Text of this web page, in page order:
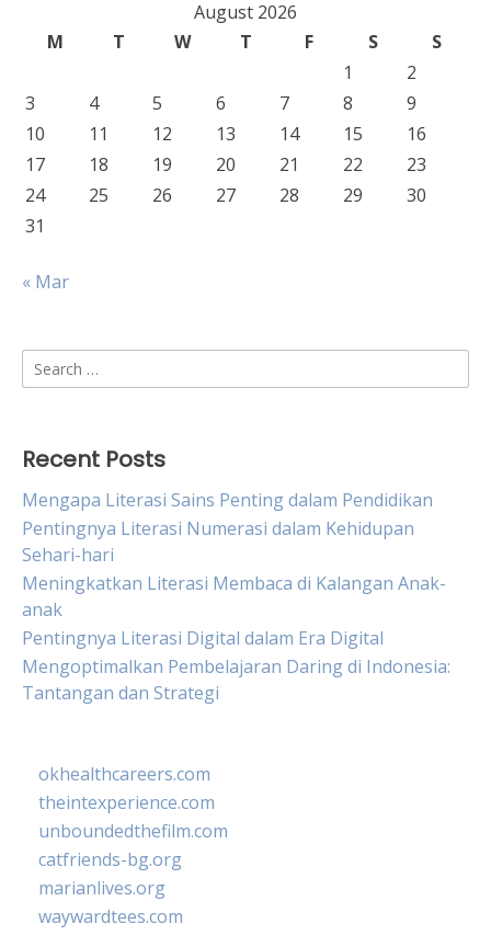
August 2026
M
T W T F S
S
1
2
3
4 5 6 7 8
9
10
11 12 13 14 15
16
17
18 19 20 21 22
23
24
25 26 27 28 29
30
31
« Mar
Search
for:
Recent Posts
Mengapa Literasi Sains Penting dalam Pendidikan
Pentingnya Literasi Numerasi dalam Kehidupan
Sehari-hari
Meningkatkan Literasi Membaca di Kalangan Anak-
anak
Pentingnya Literasi Digital dalam Era Digital
Mengoptimalkan Pembelajaran Daring di Indonesia:
Tantangan dan Strategi
okhealthcareers.com
theintexperience.com
unboundedthefilm.com
catfriends-bg.org
marianlives.org
waywardtees.com